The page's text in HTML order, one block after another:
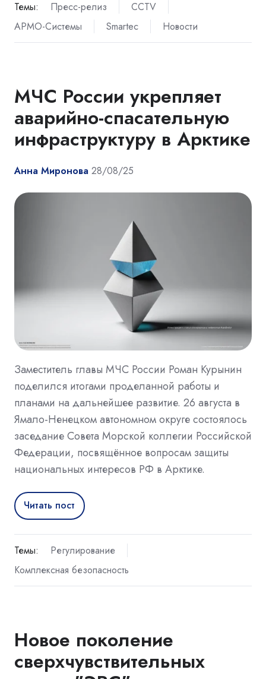
Темы: Пресс-релиз
CCTV
АРМО-Системы
Smartec Новости
МЧС России укрепляет
аварийно-спасательную
инфраструктуру в Арктике
Анна Миронова 28/08/25
Заместитель главы МЧС России Роман Курынин
поделился итогами проделанной работы и
планами на дальнейшее развитие. 26 августа в
Ямало-Ненецком автономном округе состоялось
заседание Совета Морской коллегии Российской
Федерации, посвящённое вопросам защиты
национальных интересов РФ в Арктике.
Читать пост
Темы:
Регулирование
Комплексная безопасность
Новое поколение
сверхчувствительных